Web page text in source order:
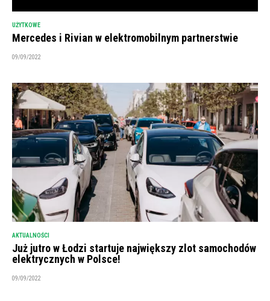
UŻYTKOWE
Mercedes i Rivian w elektromobilnym partnerstwie
09/09/2022
AKTUALNOŚCI
Już jutro w Łodzi startuje największy zlot samochodów
elektrycznych w Polsce!
09/09/2022